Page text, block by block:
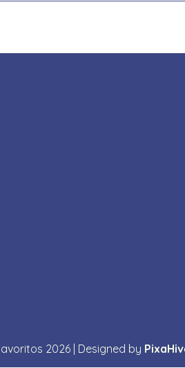
2026 | Designed by